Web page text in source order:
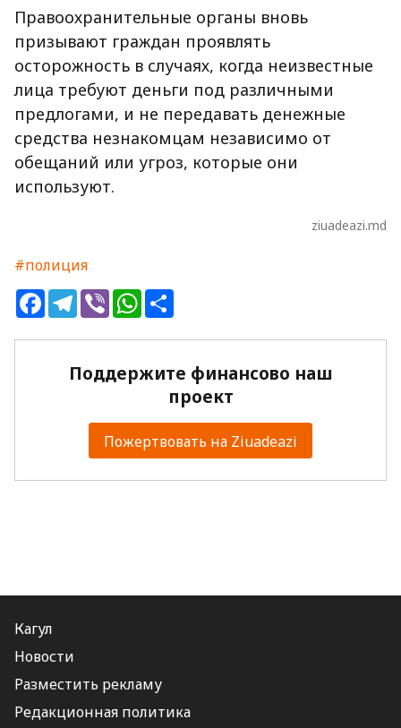
Правоохранительные органы вновь
призывают граждан проявлять
осторожность в случаях, когда неизвестные
лица требуют деньги под различными
предлогами, и не передавать денежные
средства незнакомцам независимо от
обещаний или угроз, которые они
используют.
ziuadeazi.md
#полиция
FacebookTelegram
ViberWhatsApp
Поддержите финансово наш
проект
Пожертвовать на Ziuadeazi
Кагул
Новости
Разместить рекламу
Редакционная политика